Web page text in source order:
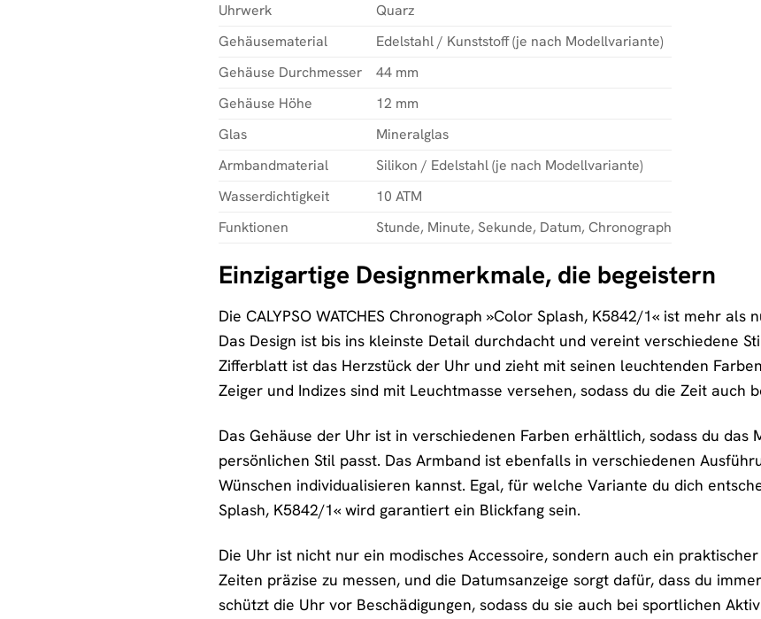
Uhrwerk
Quarz
Gehäusematerial
Edelstahl / Kunststoff (je nach Modellvariante)
Gehäuse Durchmesser
44 mm
Gehäuse Höhe
12 mm
Glas
Mineralglas
Armbandmaterial
Silikon / Edelstahl (je nach Modellvariante)
Wasserdichtigkeit
10 ATM
Funktionen
Stunde, Minute, Sekunde, Datum, Chronograph
Einzigartige Designmerkmale, die begeistern
Die CALYPSO WATCHES Chronograph »Color Splash, K5842/1« ist mehr
Das Design ist bis ins kleinste Detail durchdacht und vereint verschiedene
Zifferblatt ist das Herzstück der Uhr und zieht mit seinen leuchtenden
Zeiger und Indizes sind mit Leuchtmasse versehen, sodass du die Zeit auch
Das Gehäuse der Uhr ist in verschiedenen Farben erhältlich, sodass du
persönlichen Stil passt. Das Armband ist ebenfalls in verschiedenen
Wünschen individualisieren kannst. Egal, für welche Variante du dich
Splash, K5842/1« wird garantiert ein Blickfang sein.
Die Uhr ist nicht nur ein modisches Accessoire, sondern auch ein
Zeiten präzise zu messen, und die Datumsanzeige sorgt dafür, dass du
schützt die Uhr vor Beschädigungen, sodass du sie auch bei sportlichen